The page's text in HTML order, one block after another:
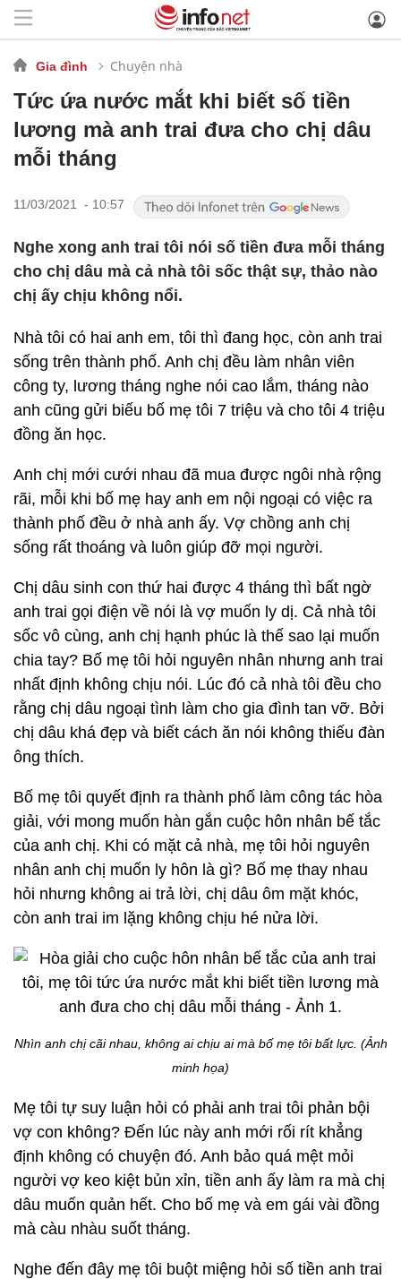
Gia đình Chuyện nhà
Tức ứa nước mắt khi biết số tiền
lương mà anh trai đưa cho chị dâu
mỗi tháng
11/03/2021 - 10:57
Nghe xong anh trai tôi nói số tiền đưa mỗi tháng
cho chị dâu mà cả nhà tôi sốc thật sự, thảo nào
chị ấy chịu không nổi.
Nhà tôi có hai anh em, tôi thì đang học, còn anh trai
sống trên thành phố. Anh chị đều làm nhân viên
công ty, lương tháng nghe nói cao lắm, tháng nào
anh cũng gửi biếu bố mẹ tôi 7 triệu và cho tôi 4 triệu
đồng ăn học.
Anh chị mới cưới nhau đã mua được ngôi nhà rộng
rãi, mỗi khi bố mẹ hay anh em nội ngoại có việc ra
thành phố đều ở nhà anh ấy. Vợ chồng anh chị
sống rất thoáng và luôn giúp đỡ mọi người.
Chị dâu sinh con thứ hai được 4 tháng thì bất ngờ
anh trai gọi điện về nói là vợ muốn ly dị. Cả nhà tôi
sốc vô cùng, anh chị hạnh phúc là thế sao lại muốn
chia tay? Bố mẹ tôi hỏi nguyên nhân nhưng anh trai
nhất định không chịu nói. Lúc đó cả nhà tôi đều cho
rằng chị dâu ngoại tình làm cho gia đình tan vỡ. Bởi
chị dâu khá đẹp và biết cách ăn nói không thiếu đàn
ông thích.
Bố mẹ tôi quyết định ra thành phố làm công tác hòa
giải, với mong muốn hàn gắn cuộc hôn nhân bế tắc
của anh chị. Khi có mặt cả nhà, mẹ tôi hỏi nguyên
nhân anh chị muốn ly hôn là gì? Bố mẹ thay nhau
hỏi nhưng không ai trả lời, chị dâu ôm mặt khóc,
còn anh trai im lặng không chịu hé nửa lời.
Nhìn anh chị cãi nhau, không ai chịu ai mà bố mẹ tôi bất lực. (Ảnh
minh họa)
Mẹ tôi tự suy luận hỏi có phải anh trai tôi phản bội
vợ con không? Đến lúc này anh mới rối rít khẳng
định không có chuyện đó. Anh bảo quá mệt mỏi
người vợ keo kiệt bủn xỉn, tiền anh ấy làm ra mà chị
dâu muốn quản hết. Cho bố mẹ và em gái vài đồng
mà càu nhàu suốt tháng.
Nghe đến đây mẹ tôi buột miệng hỏi số tiền anh trai